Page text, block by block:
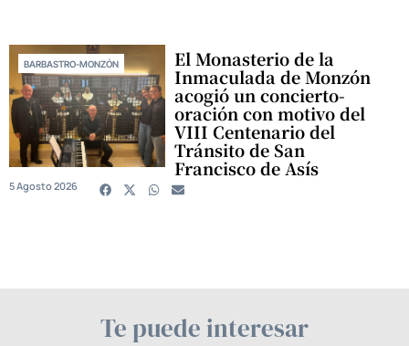
BARBASTRO-MONZÓN El Monasterio de la
Inmaculada de Monzón
acogió un concierto-
oración con motivo del
VIII Centenario del
Tránsito de San
Francisco de Asís
5 Agosto 2026
Te puede interesar